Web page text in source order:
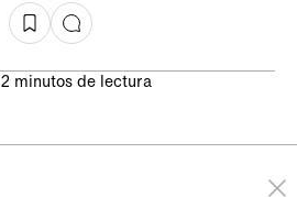
2 minutos de lectura